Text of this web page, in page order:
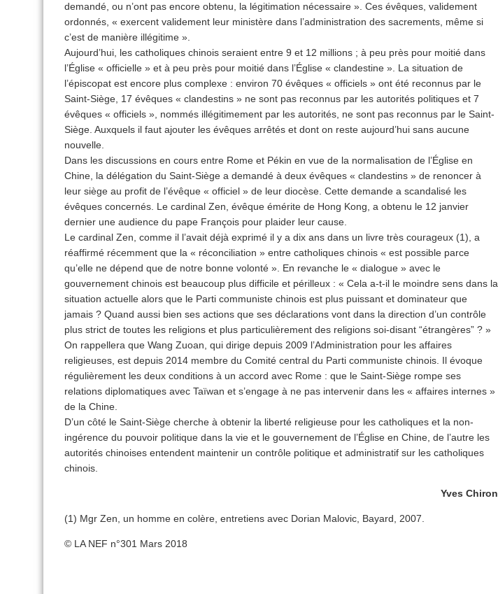
demandé, ou n’ont pas encore obtenu, la légitimation nécessaire ». Ces évêques, validement
ordonnés, « exercent validement leur ministère dans l’administration des sacrements, même si
c’est de manière illégitime ».
Aujourd’hui, les catholiques chinois seraient entre 9 et 12 millions ; à peu près pour moitié dans
l’Église « officielle » et à peu près pour moitié dans l’Église « clandestine ». La situation de
l’épiscopat est encore plus complexe : environ 70 évêques « officiels » ont été reconnus par le
Saint-Siège, 17 évêques « clandestins » ne sont pas reconnus par les autorités politiques et 7
évêques « officiels », nommés illégitimement par les autorités, ne sont pas reconnus par le Saint-
Siège. Auxquels il faut ajouter les évêques arrêtés et dont on reste aujourd’hui sans aucune
nouvelle.
Dans les discussions en cours entre Rome et Pékin en vue de la normalisation de l’Église en
Chine, la délégation du Saint-Siège a demandé à deux évêques « clandestins » de renoncer à
leur siège au profit de l’évêque « officiel » de leur diocèse. Cette demande a scandalisé les
évêques concernés. Le cardinal Zen, évêque émérite de Hong Kong, a obtenu le 12 janvier
dernier une audience du pape François pour plaider leur cause.
Le cardinal Zen, comme il l’avait déjà exprimé il y a dix ans dans un livre très courageux (1), a
réaffirmé récemment que la « réconciliation » entre catholiques chinois « est possible parce
qu’elle ne dépend que de notre bonne volonté ». En revanche le « dialogue » avec le
gouvernement chinois est beaucoup plus difficile et périlleux : « Cela a-t-il le moindre sens dans la
situation actuelle alors que le Parti communiste chinois est plus puissant et dominateur que
jamais ? Quand aussi bien ses actions que ses déclarations vont dans la direction d’un contrôle
plus strict de toutes les religions et plus particulièrement des religions soi-disant “étrangères” ? »
On rappellera que Wang Zuoan, qui dirige depuis 2009 l’Administration pour les affaires
religieuses, est depuis 2014 membre du Comité central du Parti communiste chinois. Il évoque
régulièrement les deux conditions à un accord avec Rome : que le Saint-Siège rompe ses
relations diplomatiques avec Taïwan et s’engage à ne pas intervenir dans les « affaires internes »
de la Chine.
D’un côté le Saint-Siège cherche à obtenir la liberté religieuse pour les catholiques et la non-
ingérence du pouvoir politique dans la vie et le gouvernement de l’Église en Chine, de l’autre les
autorités chinoises entendent maintenir un contrôle politique et administratif sur les catholiques
chinois.
Yves Chiron
(1) Mgr Zen, un homme en colère, entretiens avec Dorian Malovic, Bayard, 2007.
© LA NEF n°301 Mars 2018